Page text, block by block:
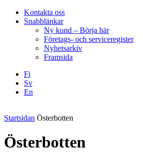
Kontakta oss
Snabblänkar
Ny kund – Börja här
Företags- och serviceregister
Nyhetsarkiv
Framsida
Fi
Sv
En
Startsidan Österbotten
Österbotten